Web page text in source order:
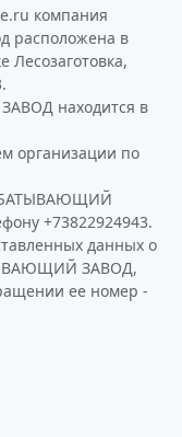
компания
расположена в
Лесозаготовка,
находится в
организации по
+73822924943.
данных о
ЗАВОД,
ее номер -